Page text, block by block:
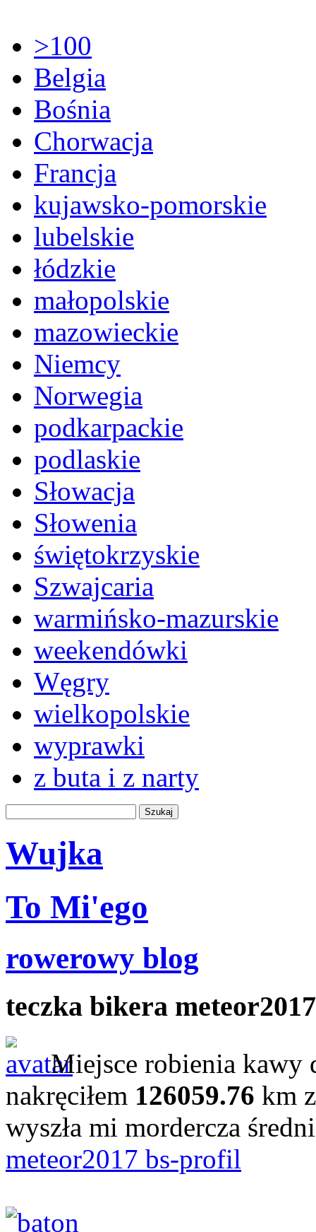
>100
Belgia
Bośnia
Chorwacja
Francja
kujawsko-pomorskie
lubelskie
łódzkie
małopolskie
mazowieckie
Niemcy
Norwegia
podkarpackie
podlaskie
Słowacja
Słowenia
świętokrzyskie
Szwajcaria
warmińsko-mazurskie
weekendówki
Węgry
wielkopolskie
wyprawki
z buta i z narty
Wujka
To Mi'ego
rowerowy blog
teczka bikera meteor2017
Miejsce robienia kawy
nakręciłem 126059.76 km
wyszła mi mordercza
meteor2017 bs-profil